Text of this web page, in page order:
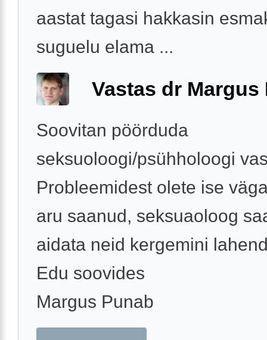
aastat tagasi hakkasin
suguelu elama ...
Vastas dr Margus
Soovitan pöörduda
seksuoloogi/psühholoogi
Probleemidest olete ise
aru saanud, seksuaoloog
aidata neid kergemini
Edu soovides
Margus Punab